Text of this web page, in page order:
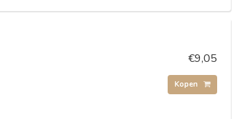
€9,05
Kopen